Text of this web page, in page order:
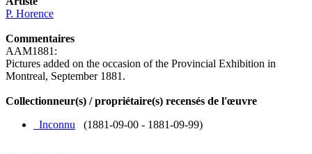
P. Horence
Commentaires
AAM1881:
Pictures added on the occasion of the Provincial Exhibition in
Montreal, September 1881.
Collectionneur(s) / propriétaire(s) recensés de l'œuvre
_Inconnu (1881-09-00 - 1881-09-99)